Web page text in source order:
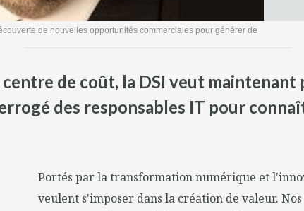
de nouvelles opportunités commerciales pour générer de
de coût, la DSI veut
des responsables IT pour
Portés par la transformation numérique et
veulent s'imposer dans la création de valeur.